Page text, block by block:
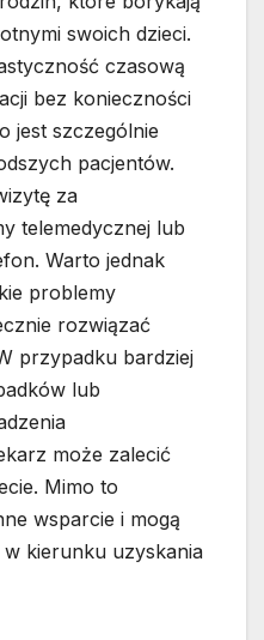
swoich dzieci.
czasową
bez konieczności
jest szczególnie
pacjentów.
za
telemedycznej lub
Warto jednak
problemy
rozwiązać
przypadku bardziej
lub
może zalecić
Mimo to
wsparcie i mogą
kierunku uzyskania